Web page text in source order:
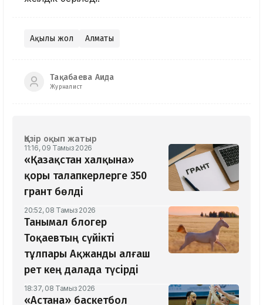
Ақылы жол Алматы
Тақабаева Аида
Журналист
Қазір оқып жатыр
11:16, 09 Тамыз 2026
«Қазақстан халқына»
қоры талапкерлерге 350
грант бөлді
20:52, 08 Тамыз 2026
Танымал блогер
Тоқаевтың сүйікті
тұлпары Ақжанды алғаш
рет кең далада түсірді
18:37, 08 Тамыз 2026
«Астана» баскетбол